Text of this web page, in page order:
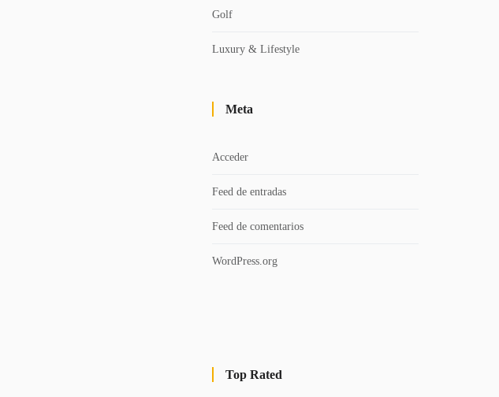
Golf
Luxury & Lifestyle
Meta
Acceder
Feed de entradas
Feed de comentarios
WordPress.org
Top Rated